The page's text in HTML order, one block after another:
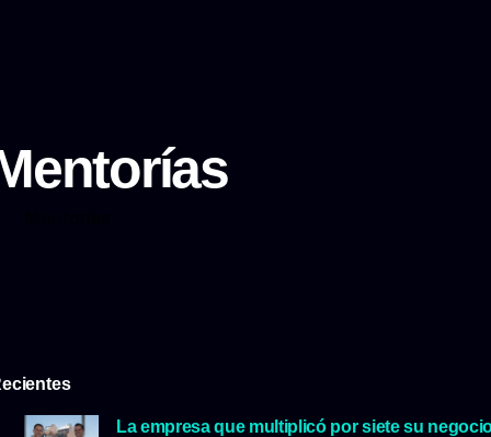
La empresa que multiplicó por siete su